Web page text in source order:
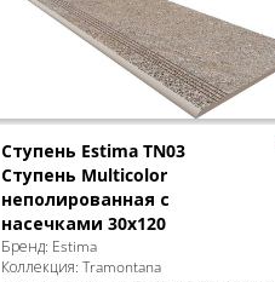
Ступень Estima TN03
Ступень Multicolor
неполированная с
насечками 30x120
Бренд: Estima
Коллекция: Tramontana